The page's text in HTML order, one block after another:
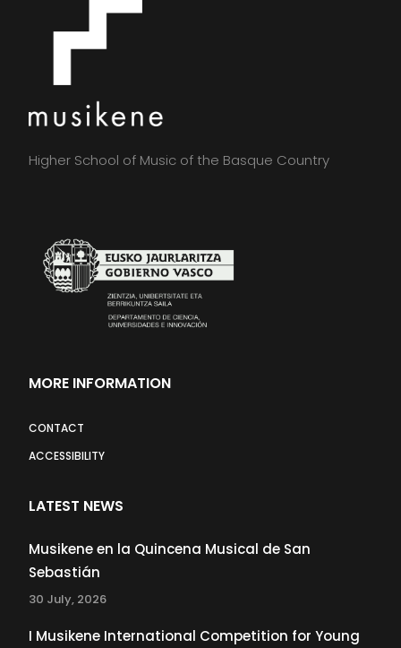
Higher School of Music of the Basque Country
MORE INFORMATION
CONTACT
ACCESSIBILITY
LATEST NEWS
Musikene en la Quincena Musical de San
Sebastián
30 July, 2026
I Musikene International Competition for Young